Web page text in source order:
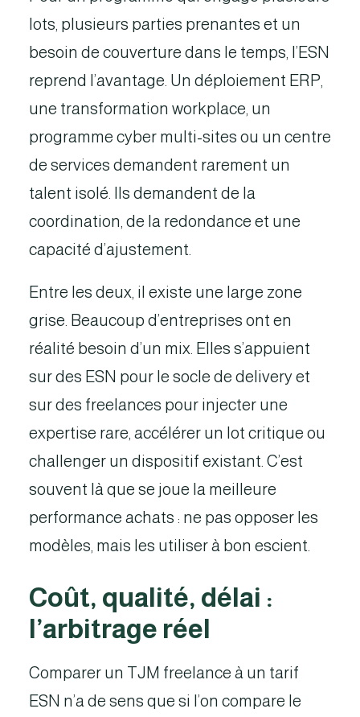
lots, plusieurs parties prenantes et un
besoin de couverture dans le temps, l’ESN
reprend l’avantage. Un déploiement ERP,
une transformation workplace, un
programme cyber multi-sites ou un centre
de services demandent rarement un
talent isolé. Ils demandent de la
coordination, de la redondance et une
capacité d’ajustement.
Entre les deux, il existe une large zone
grise. Beaucoup d’entreprises ont en
réalité besoin d’un mix. Elles s’appuient
sur des ESN pour le socle de delivery et
sur des freelances pour injecter une
expertise rare, accélérer un lot critique ou
challenger un dispositif existant. C’est
souvent là que se joue la meilleure
performance achats : ne pas opposer les
modèles, mais les utiliser à bon escient.
Coût, qualité, délai :
l’arbitrage réel
Comparer un TJM freelance à un tarif
ESN n’a de sens que si l’on compare le